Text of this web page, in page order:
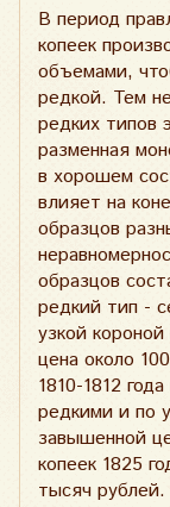
В период
копеек
объемами,
редкой. Тем
редких типов
разменная
в хорошем
влияет на
образцов
образцов
редкий тип -
узкой
цена около
1810-1812
редкими и по
завышенной
копеек 1825
тысяч рублей.